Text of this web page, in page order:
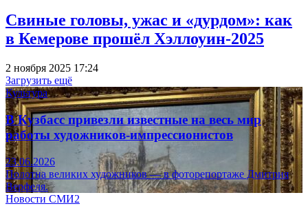
Свиные головы, ужас и «дурдом»: как
в Кемерове прошёл Хэллоуин-2025
2 ноября 2025 17:24
Загрузить ещё
Культура
В Кузбасс привезли известные на весь мир
работы художников-импрессионистов
23.06.2026
Полотна великих художников — в фоторепортаже Дмитрия
Верфеля.
Новости СМИ2